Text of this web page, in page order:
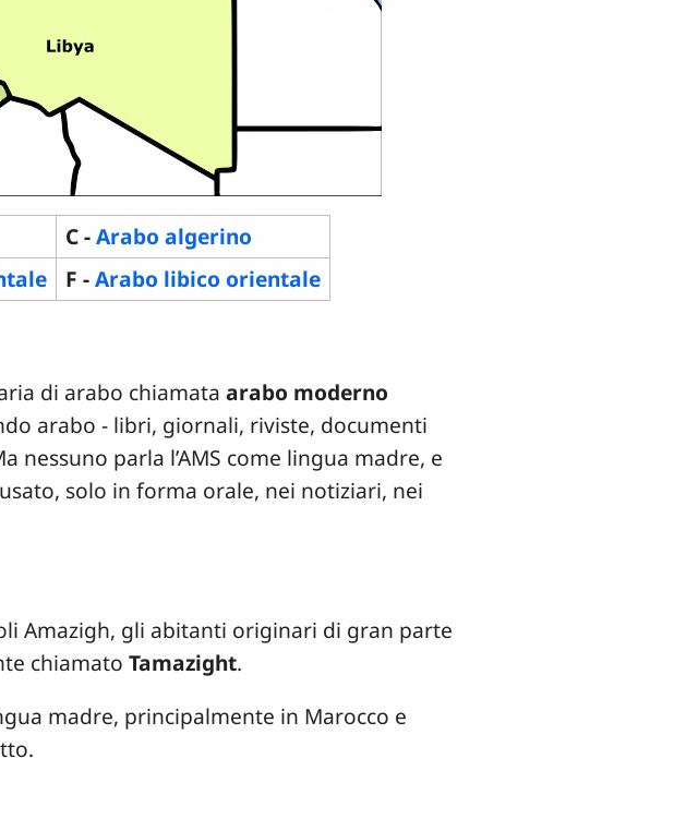
C -Arabo algerino
F -Arabo libico orientale
di arabo chiamata arabo moderno
arabo - libri, giornali, riviste, documenti
nessuno parla l’AMS come lingua madre, e
solo in forma orale, nei notiziari, nei
Amazigh, gli abitanti originari di gran parte
chiamato Tamazight.
madre, principalmente in Marocco e